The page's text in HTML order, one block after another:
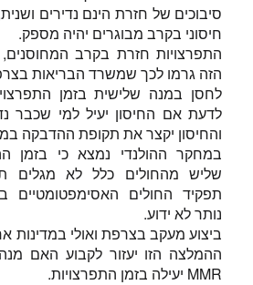
סיבוכים של חזרת הינם נדירים
חיסוני בקרב מבוגרים יהיה מספק.
התפרצויות חזרת בקרב
הזה גרמו לכך שמשרד הבריאות
לחסן במנה שלישית בזמן
לדעת אם החיסון יעיל למי שכבר
והחיסון יקצר את תקופת ההדבקה
במחקר ההולנדי נמצא כי בזמן
שליש מהחולים כלל לא מגלים
תפקיד החולים
נותר לא ידוע.
ביצוע מעקב בצרפת ואולי במדינות
ההמלצה הזו יעזור לקבוע האם
MMR יעילה בזמן התפרצויות.